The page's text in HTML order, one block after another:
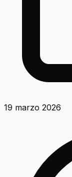
19 marzo 2026